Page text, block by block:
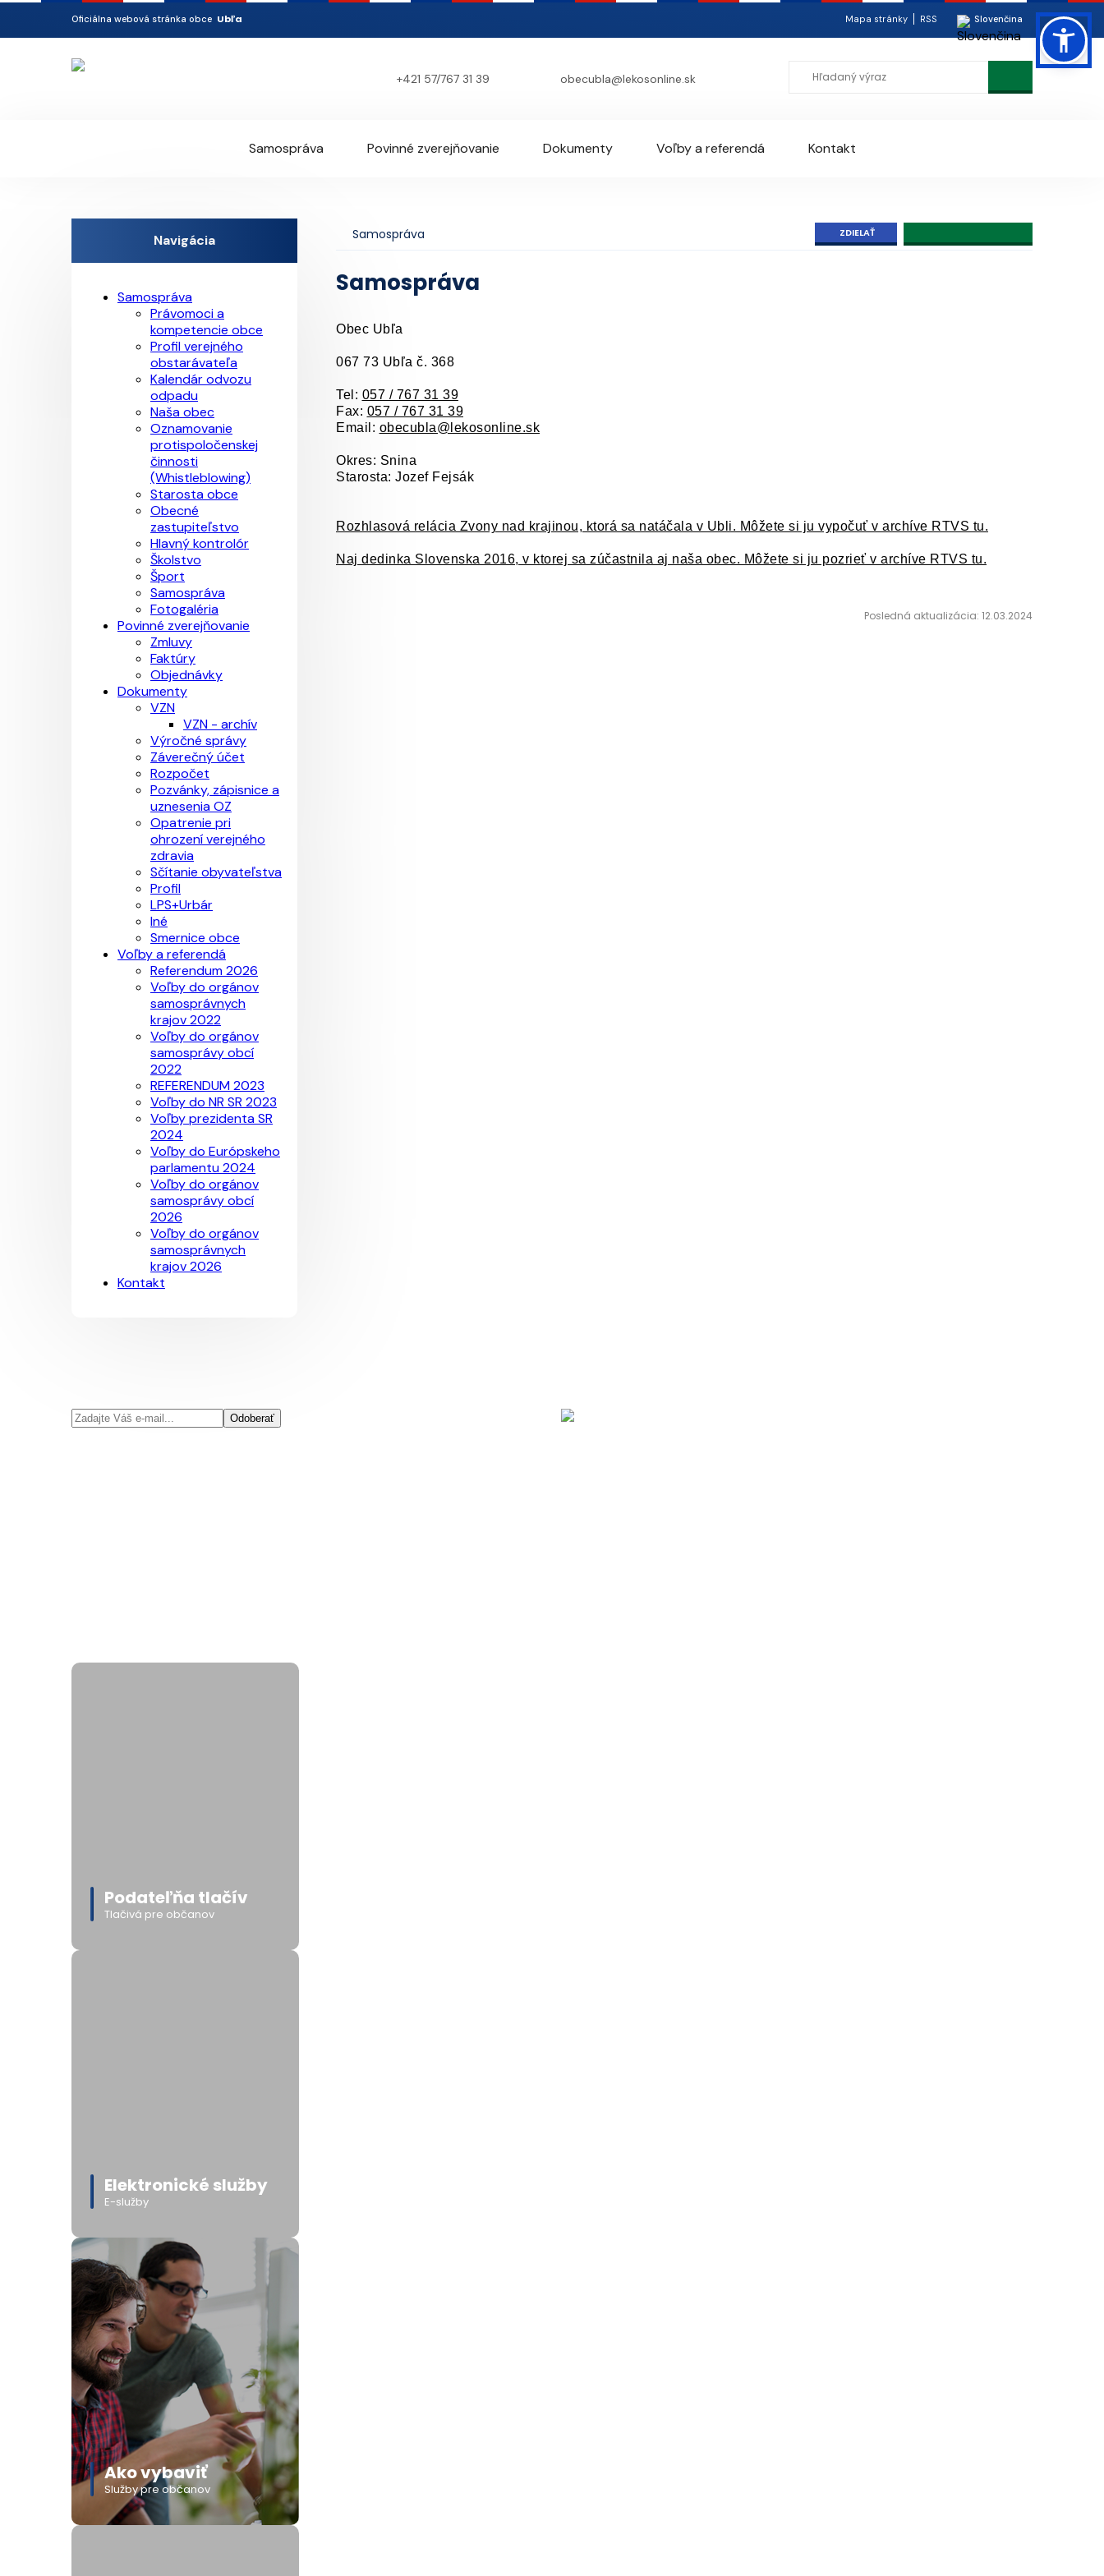
Oficiálna webová stránka obce Ubľa Mapa stránky RSS Slovenčina
+421 57/767 31 39 obecubla@lekosonline.sk
Samospráva Povinné zverejňovanie Dokumenty Voľby a referendá Kontakt
Samospráva ZDIELAŤ
Samospráva
Obec Ubľa
067 73 Ubľa č. 368
Tel: 057 / 767 31 39
Fax: 057 / 767 31 39
Email: obecubla@lekosonline.sk
Okres: Snina
Starosta: Jozef Fejsák
Rozhlasová relácia Zvony nad krajinou, ktorá sa natáčala v Ubli. Môžete si ju vypočuť v archíve RTVS tu.
Naj dedinka Slovenska 2016, v ktorej sa zúčastnila aj naša obec. Môžete si ju pozrieť v archíve RTVS tu.
Posledná aktualizácia: 12.03.2024
Navigácia
Samospráva
Právomoci a
kompetencie obce
Profil verejného
obstarávateľa
Kalendár odvozu
odpadu
Naša obec
Oznamovanie
protispoločenskej
činnosti
(Whistleblowing)
Starosta obce
Obecné
zastupiteľstvo
Hlavný kontrolór
Školstvo
Šport
Samospráva
Fotogaléria
Povinné zverejňovanie
Zmluvy
Faktúry
Objednávky
Dokumenty
VZN
VZN - archív
Výročné správy
Záverečný účet
Rozpočet
Pozvánky, zápisnice a
uznesenia OZ
Opatrenie pri
ohrození verejného
zdravia
Sčítanie obyvateľstva
Profil
LPS+Urbár
Iné
Smernice obce
Voľby a referendá
Referendum 2026
Voľby do orgánov
samosprávnych
krajov 2022
Voľby do orgánov
samosprávy obcí
2022
REFERENDUM 2023
Voľby do NR SR 2023
Voľby prezidenta SR
2024
Voľby do Európskeho
parlamentu 2024
Voľby do orgánov
samosprávy obcí
2026
Voľby do orgánov
samosprávnych
krajov 2026
Kontakt
Odoberať
Podateľňa tlačív
Tlačivá pre občanov
Elektronické služby
E-služby
Ako vybaviť
Služby pre občanov